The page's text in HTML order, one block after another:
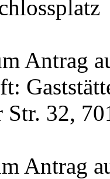
Antrag
Str. 32,
Antrag